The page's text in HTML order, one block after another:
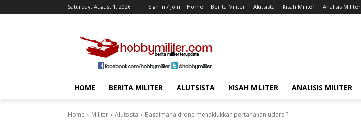
Saturday, August 1, 2026 Sign in / Join Home Berita Militer Alutsista Kisah Militer Analisis Militer
HOME BERITA MILITER ALUTSISTA KISAH MILITER ANALISIS MILITER
Home Militer Alutsista Bagaimana drone menaklukkan pertahanan udara ?